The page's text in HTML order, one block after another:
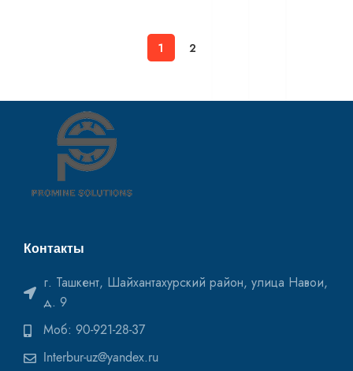
1 2
Контакты
г. Ташкент, Шайхантахурский район, улица Навои,
д. 9
Моб: 90-921-28-37
Interbur-uz@yandex.ru